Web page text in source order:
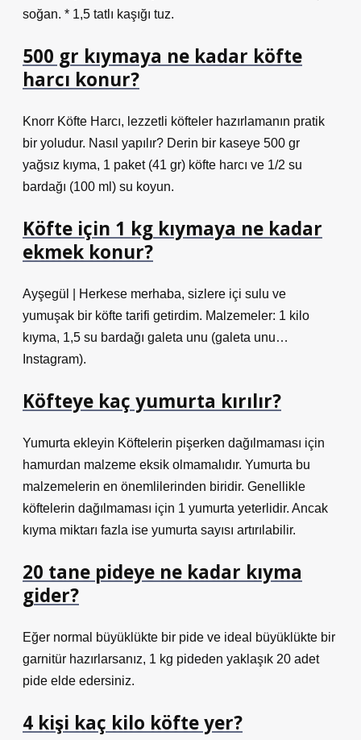
soğan. * 1,5 tatlı kaşığı tuz.
500 gr kıymaya ne kadar köfte
harcı konur?
Knorr Köfte Harcı, lezzetli köfteler hazırlamanın pratik
bir yoludur. Nasıl yapılır? Derin bir kaseye 500 gr
yağsız kıyma, 1 paket (41 gr) köfte harcı ve 1/2 su
bardağı (100 ml) su koyun.
Köfte için 1 kg kıymaya ne kadar
ekmek konur?
Ayşegül | Herkese merhaba, sizlere içi sulu ve
yumuşak bir köfte tarifi getirdim. Malzemeler: 1 kilo
kıyma, 1,5 su bardağı galeta unu (galeta unu…
Instagram).
Köfteye kaç yumurta kırılır?
Yumurta ekleyin Köftelerin pişerken dağılmaması için
hamurdan malzeme eksik olmamalıdır. Yumurta bu
malzemelerin en önemlilerinden biridir. Genellikle
köftelerin dağılmaması için 1 yumurta yeterlidir. Ancak
kıyma miktarı fazla ise yumurta sayısı artırılabilir.
20 tane pideye ne kadar kıyma
gider?
Eğer normal büyüklükte bir pide ve ideal büyüklükte bir
garnitür hazırlarsanız, 1 kg pideden yaklaşık 20 adet
pide elde edersiniz.
4 kişi kaç kilo köfte yer?